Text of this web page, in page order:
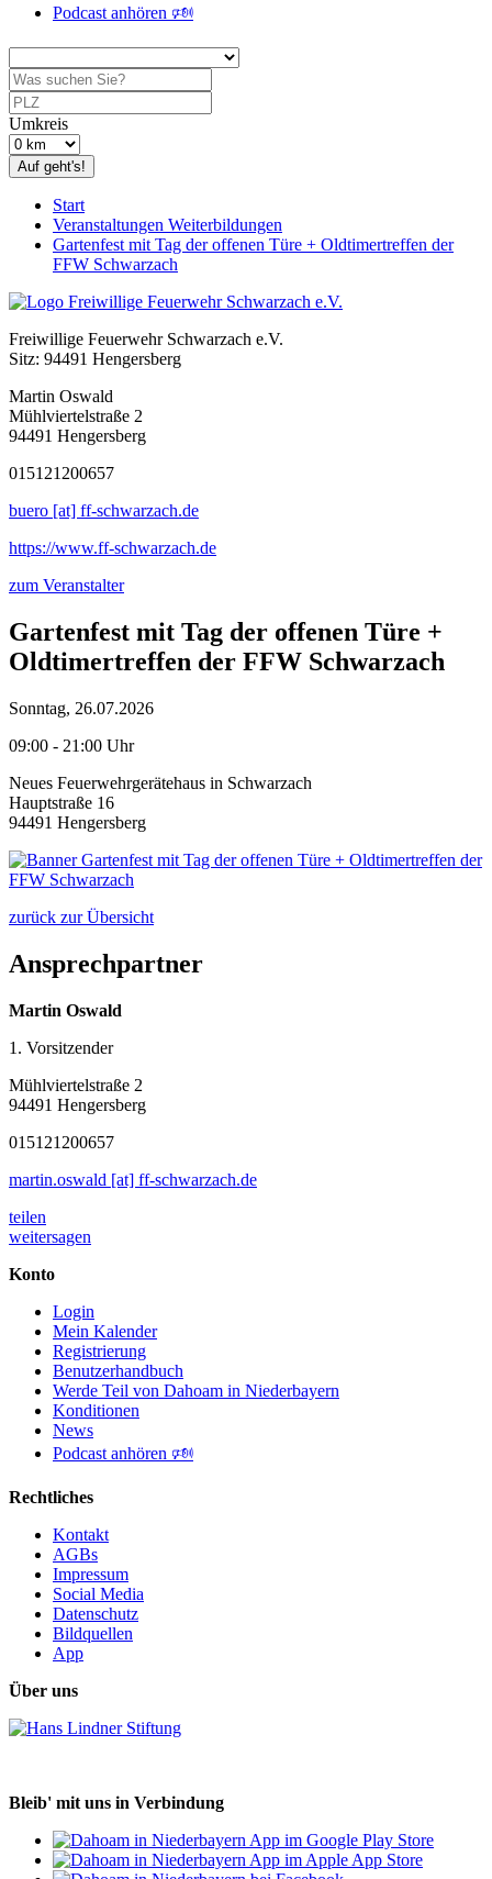
Podcast anhören 🕬
Umkreis
Auf geht's!
Start
Veranstaltungen Weiterbildungen
Gartenfest mit Tag der offenen Türe + Oldtimertreffen der
FFW Schwarzach
Freiwillige Feuerwehr Schwarzach e.V.
Sitz: 94491 Hengersberg
Martin Oswald
Mühlviertelstraße 2
94491 Hengersberg
015121200657
buero [at] ff-schwarzach.de
https://www.ff-schwarzach.de
zum Veranstalter
Gartenfest mit Tag der offenen Türe +
Oldtimertreffen der FFW Schwarzach
Sonntag, 26.07.2026
09:00 - 21:00 Uhr
Neues Feuerwehrgerätehaus in Schwarzach
Hauptstraße 16
94491 Hengersberg
zurück zur Übersicht
Ansprechpartner
Martin Oswald
1. Vorsitzender
Mühlviertelstraße 2
94491 Hengersberg
015121200657
martin.oswald [at] ff-schwarzach.de
teilen
weitersagen
Konto
Login
Mein Kalender
Registrierung
Benutzerhandbuch
Werde Teil von Dahoam in Niederbayern
Konditionen
News
Podcast anhören 🕬
Rechtliches
Kontakt
AGBs
Impressum
Social Media
Datenschutz
Bildquellen
App
Über uns
Bleib' mit uns in Verbindung